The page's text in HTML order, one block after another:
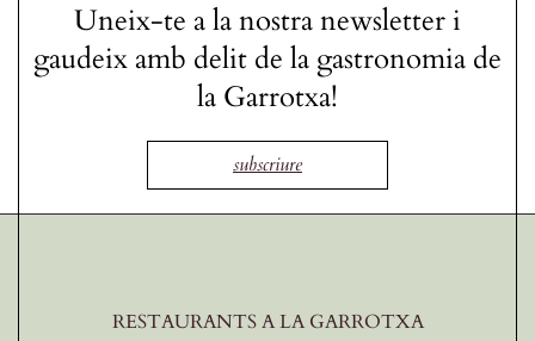
Uneix-te a la nostra newsletter i
gaudeix amb delit de la gastronomia de
la Garrotxa!
subscriure
RESTAURANTS A LA GARROTXA